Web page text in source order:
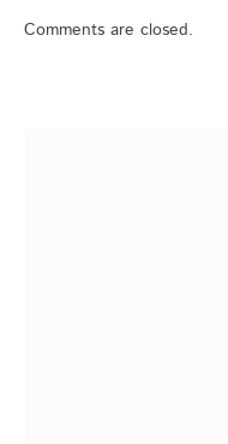
Comments are closed.